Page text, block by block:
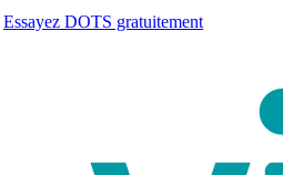
Essayez DOTS gratuitement